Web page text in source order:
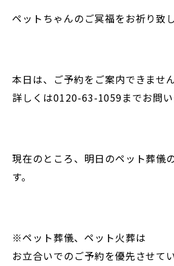
ペットちゃんのご冥福をお祈り致
本日は、ご予約をご案内できません
詳しくは0120-63-1059までお問い
現在のところ、明日のペット葬儀
す。
※ペット葬儀、ペット火葬は
お立合いでのご予約を優先させて